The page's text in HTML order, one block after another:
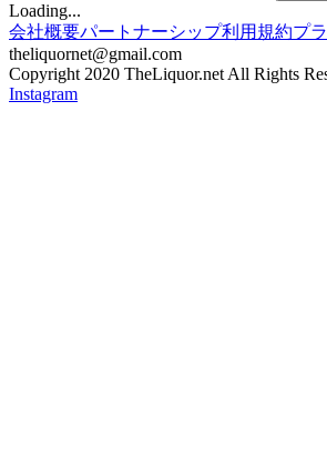
Loading...
会社概要パートナーシップ利用規約プ
theliquornet@gmail.com
Copyright 2020 TheLiquor.net All Rights
Instagram